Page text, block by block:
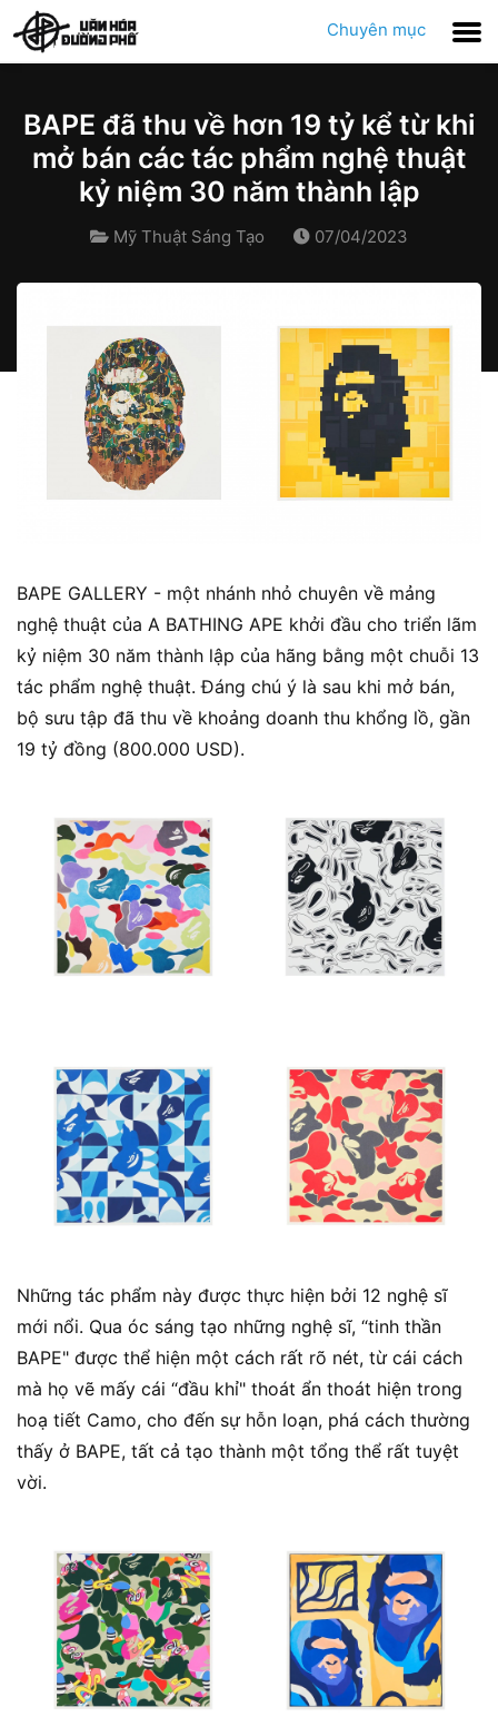
Chuyên mục
BAPE đã thu về hơn 19 tỷ kể từ khi
mở bán các tác phẩm nghệ thuật
kỷ niệm 30 năm thành lập
Mỹ Thuật Sáng Tạo 07/04/2023
BAPE GALLERY - một nhánh nhỏ chuyên về mảng
nghệ thuật của A BATHING APE khởi đầu cho triển lãm
kỷ niệm 30 năm thành lập của hãng bằng một chuỗi 13
tác phẩm nghệ thuật. Đáng chú ý là sau khi mở bán,
bộ sưu tập đã thu về khoảng doanh thu khổng lồ, gần
19 tỷ đồng (800.000 USD).
Những tác phẩm này được thực hiện bởi 12 nghệ sĩ
mới nổi. Qua óc sáng tạo những nghệ sĩ, “tinh thần
BAPE" được thể hiện một cách rất rõ nét, từ cái cách
mà họ vẽ mấy cái “đầu khỉ" thoát ẩn thoát hiện trong
hoạ tiết Camo, cho đến sự hỗn loạn, phá cách thường
thấy ở BAPE, tất cả tạo thành một tổng thể rất tuyệt
vời.